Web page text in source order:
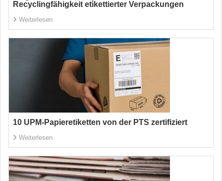
Recyclingfähigkeit etikettierter Verpackungen
Weiterlesen
10 UPM-Papieretiketten von der PTS zertifiziert
Weiterlesen